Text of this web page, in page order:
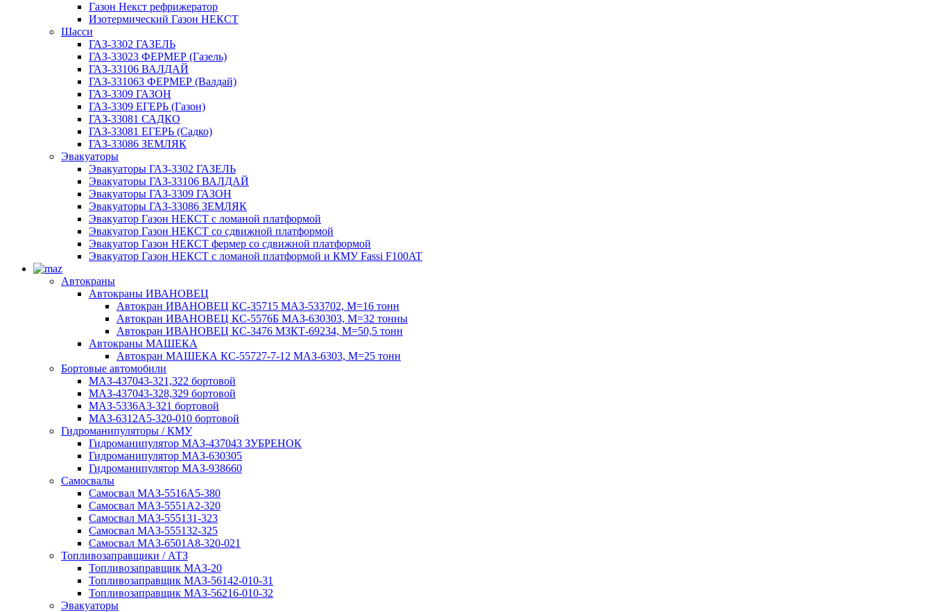
Газон Некст рефрижератор
Изотермический Газон НЕКСТ
Шасси
ГАЗ-3302 ГАЗЕЛЬ
ГАЗ-33023 ФЕРМЕР (Газель)
ГАЗ-33106 ВАЛДАЙ
ГАЗ-331063 ФЕРМЕР (Валдай)
ГАЗ-3309 ГАЗОН
ГАЗ-3309 ЕГЕРЬ (Газон)
ГАЗ-33081 САДКО
ГАЗ-33081 ЕГЕРЬ (Садко)
ГАЗ-33086 ЗЕМЛЯК
Эвакуаторы
Эвакуаторы ГАЗ-3302 ГАЗЕЛЬ
Эвакуаторы ГАЗ-33106 ВАЛДАЙ
Эвакуаторы ГАЗ-3309 ГАЗОН
Эвакуаторы ГАЗ-33086 ЗЕМЛЯК
Эвакуатор Газон НЕКСТ с ломаной платформой
Эвакуатор Газон НЕКСТ со сдвижной платформой
Эвакуатор Газон НЕКСТ фермер со сдвижной платформой
Эвакуатор Газон НЕКСТ с ломаной платформой и КМУ Fassi F100AT
Автокраны
Автокраны ИВАНОВЕЦ
Автокран ИВАНОВЕЦ КС-35715 МАЗ-533702, М=16 тонн
Автокран ИВАНОВЕЦ КС-5576Б МАЗ-630303, М=32 тонны
Автокран ИВАНОВЕЦ КС-3476 МЗКТ-69234, М=50,5 тонн
Автокраны МАШЕКА
Автокран МАШЕКА КС-55727-7-12 МАЗ-6303, М=25 тонн
Бортовые автомобили
МАЗ-437043-321,322 бортовой
МАЗ-437043-328,329 бортовой
МАЗ-5336А3-321 бортовой
МАЗ-6312А5-320-010 бортовой
Гидроманипуляторы / КМУ
Гидроманипулятор МАЗ-437043 ЗУБРЕНОК
Гидроманипулятор МАЗ-630305
Гидроманипулятор МАЗ-938660
Самосвалы
Самосвал МАЗ-5516А5-380
Самосвал МАЗ-5551А2-320
Самосвал МАЗ-555131-323
Самосвал МАЗ-555132-325
Самосвал МАЗ-6501А8-320-021
Топливозаправщики / АТЗ
Топливозаправщик МАЗ-20
Топливозаправщик МАЗ-56142-010-31
Топливозаправщик МАЗ-56216-010-32
Эвакуаторы